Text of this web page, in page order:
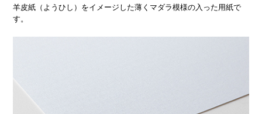
羊皮紙（ようひし）をイメージした薄くマダラ模様の入った用紙で
す。